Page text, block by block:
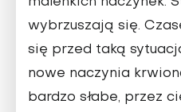
maleńkich naczynek.
wybrzuszają się.
się przed taką
nowe naczynia
bardzo słabe, przez